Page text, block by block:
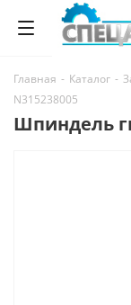
Главная - Каталог -
N315238005
Шпиндель